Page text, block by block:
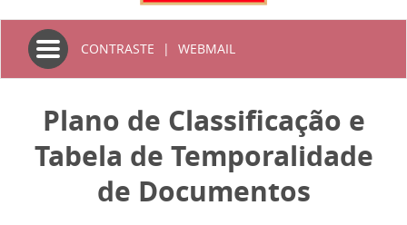
Toggle
navigation
CONTRASTE | WEBMAIL
Plano de Classificação e
Tabela de Temporalidade
de Documentos